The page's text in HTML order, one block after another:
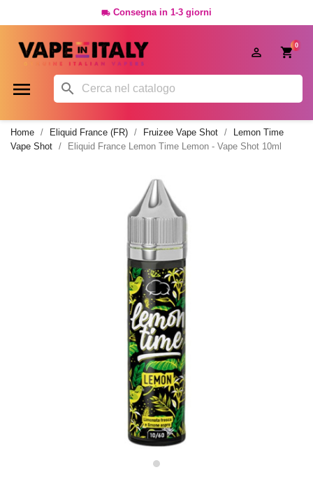
 Consegna in 1-3 giorni
0

 
Home Eliquid France (FR) Fruizee Vape Shot
Lemon Time
Vape Shot
Eliquid France Lemon Time Lemon - Vape Shot 10ml